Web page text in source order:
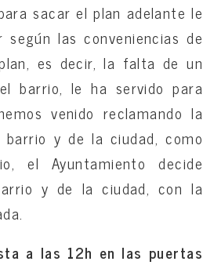
sacar el plan adelante le
las conveniencias de
es decir, la falta de un
barrio, le ha servido para
venido reclamando la
y de la ciudad, como
el Ayuntamiento decide
y de la ciudad, con la
a las 12h en las puertas